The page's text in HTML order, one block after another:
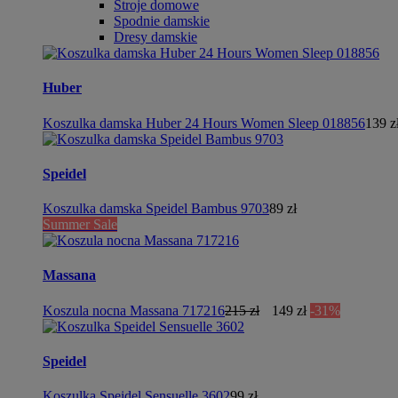
Stroje domowe
Spodnie damskie
Dresy damskie
Huber
Koszulka damska Huber 24 Hours Women Sleep 018856139
Speidel
Koszulka damska Speidel Bambus 970389 zł
Summer Sale
Massana
Koszula nocna Massana 717216215 zł 149 zł -31%
Speidel